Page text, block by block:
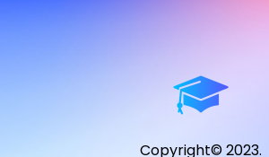
Copyright© 2023.